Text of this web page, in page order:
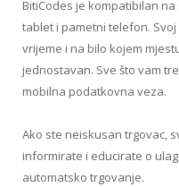
BitiCodes je kompatibilan
tablet i pametni telefon.
vrijeme i na bilo kojem
jednostavan. Sve što vam
mobilna podatkovna veza.
Ako ste neiskusan trgovac,
informirate i educirate o
automatsko trgovanje.